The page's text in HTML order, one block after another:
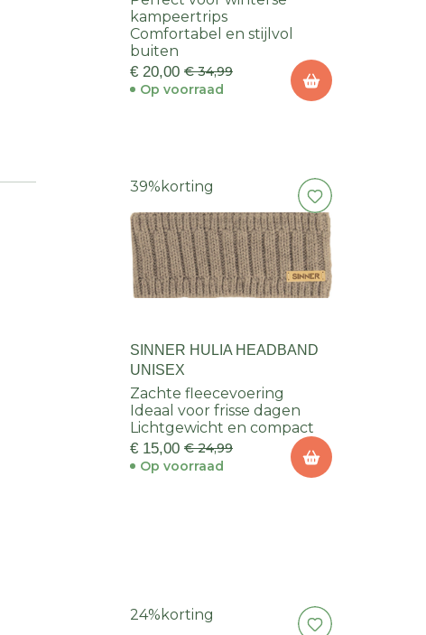
kampeertrips
Comfortabel en stijlvol
buiten
€ 20,00 € 34,99
Op voorraad
39% korting
SINNER HULIA HEADBAND
UNISEX
Zachte fleecevoering
Ideaal voor frisse dagen
Lichtgewicht en compact
€ 15,00 € 24,99
Op voorraad
24% korting